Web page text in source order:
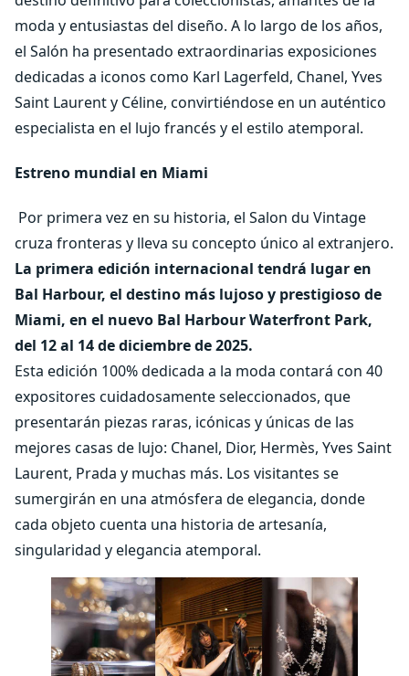
moda y entusiastas del diseño. A lo largo de los años,
el Salón ha presentado extraordinarias exposiciones
dedicadas a iconos como Karl Lagerfeld, Chanel, Yves
Saint Laurent y Céline, convirtiéndose en un auténtico
especialista en el lujo francés y el estilo atemporal.
Estreno mundial en Miami
Por primera vez en su historia, el Salon du Vintage
cruza fronteras y lleva su concepto único al extranjero.
La primera edición internacional tendrá lugar en
Bal Harbour, el destino más lujoso y prestigioso de
Miami, en el nuevo Bal Harbour Waterfront Park,
del 12 al 14 de diciembre de 2025.
Esta edición 100% dedicada a la moda contará con 40
expositores cuidadosamente seleccionados, que
presentarán piezas raras, icónicas y únicas de las
mejores casas de lujo: Chanel, Dior, Hermès, Yves Saint
Laurent, Prada y muchas más. Los visitantes se
sumergirán en una atmósfera de elegancia, donde
cada objeto cuenta una historia de artesanía,
singularidad y elegancia atemporal.